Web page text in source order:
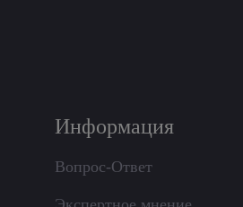
Информация
Вопрос-Ответ